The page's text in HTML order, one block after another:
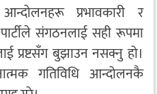
प्रभावकारी र
संगठनलाई सही रूपमा
प्रष्टसँग बुझाउन नसक्नु हो।
गतिविधि आन्दोलनकै